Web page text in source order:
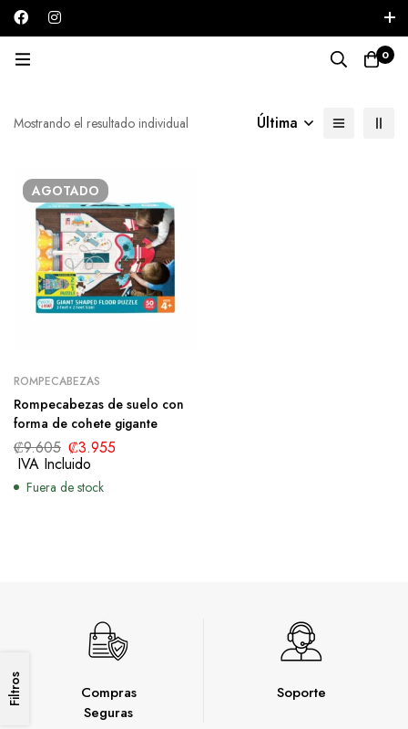
0
Mostrando el resultado individual Última
Filtros
AGOTADO
ROMPECABEZAS
Rompecabezas de suelo con
forma de cohete gigante
₡9.605 ₡3.955
IVA Incluido
Fuera de stock
Compras
Seguras
Soporte